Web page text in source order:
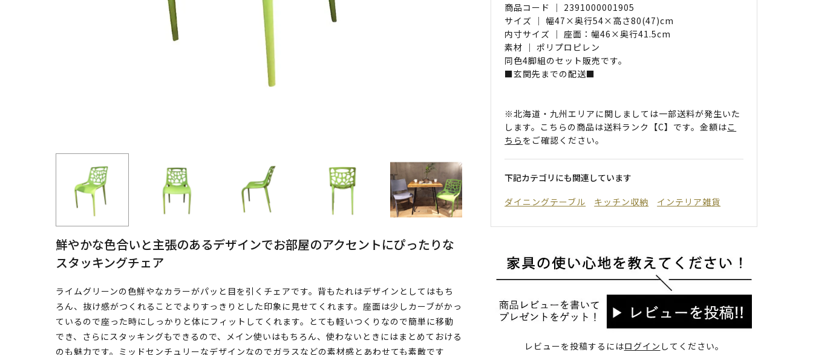
鮮やかな色合いと主張のあるデザインでお部屋のアクセントにぴったりな
スタッキングチェア
ライムグリーンの色鮮やなカラーがパッと目を引くチェアです。背もたれはデザインとしてはもち
ろん、抜け感がつくれることでよりすっきりとした印象に見せてくれます。座面は少しカーブがかっ
ているので座った時にしっかりと体にフィットしてくれます。とても軽いつくりなので簡単に移動
でき、さらにスタッキングもできるので、メイン使いはもちろん、使わないときにはまとめておける
のも魅力です。ミッドセンチュリーなデザインなのでガラスなどの素材感とあわせても素敵です
商品コード ｜ 2391000001905
サイズ ｜ 幅47×奥行54×高さ80(47)cm
内寸サイズ ｜ 座面：幅46×奥行41.5cm
素材 ｜ ポリプロピレン
同色4脚組のセット販売です。
■玄関先までの配送■
※北海道・九州エリアに関しましては一部送料が発生いた
します。こちらの商品は送料ランク【C】です。金額はこ
ちら をご確認ください。
下記カテゴリにも関連しています
ダイニングテーブル
キッチン収納 インテリア雑貨
レビューを投稿するにはログイン してください。